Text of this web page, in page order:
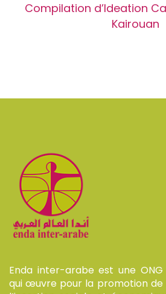
Compilation d’Ideation
Kairouan
Enda inter-arabe est une
qui œuvre pour la promotion de